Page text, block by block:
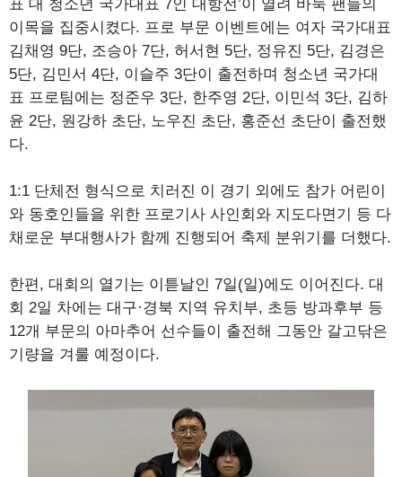
표 대 청소년 국가대표 7인 대항전’이 열려 바둑 팬들의
이목을 집중시켰다. 프로 부문 이벤트에는 여자 국가대표
김채영 9단, 조승아 7단, 허서현 5단, 정유진 5단, 김경은
5단, 김민서 4단, 이슬주 3단이 출전하며 청소년 국가대
표 프로팀에는 정준우 3단, 한주영 2단, 이민석 3단, 김하
윤 2단, 원강하 초단, 노우진 초단, 홍준선 초단이 출전했
다.
1:1 단체전 형식으로 치러진 이 경기 외에도 참가 어린이
와 동호인들을 위한 프로기사 사인회와 지도다면기 등 다
채로운 부대행사가 함께 진행되어 축제 분위기를 더했다.
한편, 대회의 열기는 이튿날인 7일(일)에도 이어진다. 대
회 2일 차에는 대구·경북 지역 유치부, 초등 방과후부 등
12개 부문의 아마추어 선수들이 출전해 그동안 갈고닦은
기량을 겨룰 예정이다.